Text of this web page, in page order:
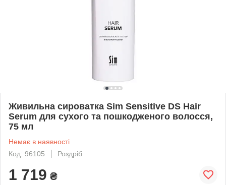
Живильна сироватка Sim Sensitive DS Hair
Serum для сухого та пошкодженого волосся,
75 мл
Немає в наявності
Код: 96105
Роздріб
1 719 ₴